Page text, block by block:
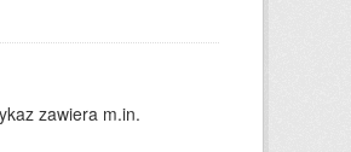
zawiera m.in.